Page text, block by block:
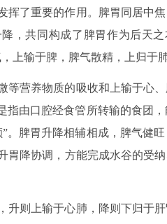
挥了重要的作用。脾胃同居中
，共同构成了脾胃作为后天
上输于脾，脾气散精，上归于
等营养物质的吸收和上输于心
指由口腔经食管所转输的食团
。脾胃升降相辅相成，脾气健
胃降协调，方能完成水谷的受
升则上输于心肺，降则下归于